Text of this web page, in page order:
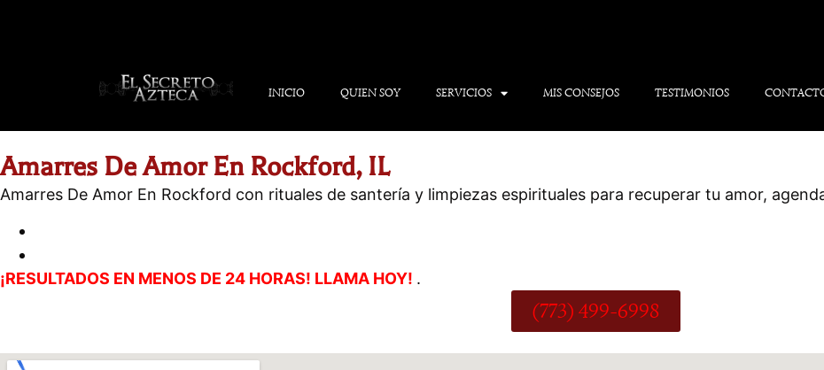
INICIO QUIEN SOY SERVICIOS MIS CONSEJOS TESTIMONIOS
Amarres De Amor En Rockford, IL
Amarres De Amor En Rockford con rituales de santería y limpiezas espirituales para recuperar tu amor,
¡RESULTADOS EN MENOS DE 24 HORAS! LLAMA HOY! .
(773) 499-6998